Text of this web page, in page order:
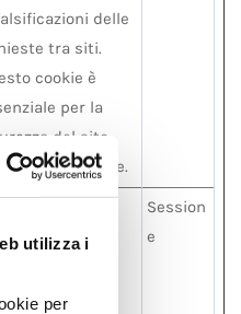
utilizza i
per
delle
tra siti.
cookie è
per la
del sito
e del visitatore.
nelle
Session
e